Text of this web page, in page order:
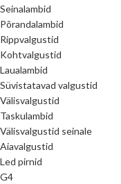
Seinalambid
Põrandalambid
Rippvalgustid
Kohtvalgustid
Laualambid
Süvistatavad valgustid
Välisvalgustid
Taskulambid
Välisvalgustid seinale
Aiavalgustid
Led pirnid
G4